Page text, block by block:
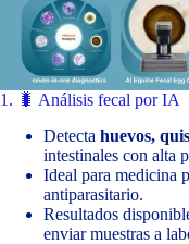
1. 🐛 Análisis fecal por IA
Detecta huevos,
intestinales con alta
Ideal para medicina
antiparasitario.
Resultados
enviar muestras a